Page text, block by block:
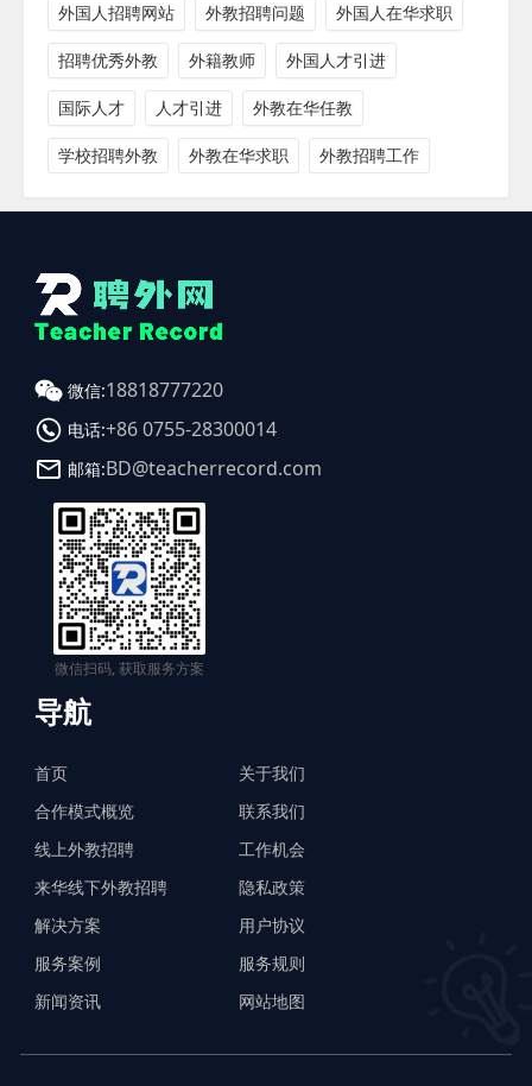
外国人招聘网站 外教招聘问题 外国人在华求职
招聘优秀外教 外籍教师 外国人才引进
国际人才 人才引进 外教在华任教
学校招聘外教 外教在华求职 外教招聘工作
微信:18818777220
电话:+86 0755-28300014
邮箱:BD@teacherrecord.com
微信扫码, 获取服务方案
导航
首页
合作模式概览
线上外教招聘
来华线下外教招聘
解决方案
服务案例
新闻资讯
关于我们
联系我们
工作机会
隐私政策
用户协议
服务规则
网站地图